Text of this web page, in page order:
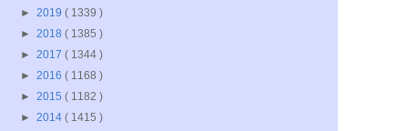
► 2019 ( 1339 )
► 2018 ( 1385 )
► 2017 ( 1344 )
► 2016 ( 1168 )
► 2015 ( 1182 )
► 2014 ( 1415 )